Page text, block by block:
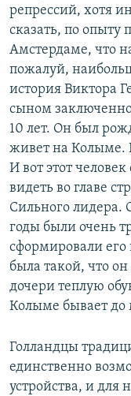
репрессий, хотя
сказать, по опыту
Амстердаме, что
пожалуй,
история Виктора
сыном
10 лет. Он был
живет на Колыме.
И вот этот
видеть во главе
Сильного лидера.
годы были очень
сформировали его
была такой, что
дочери теплую
Колыме бывает до
Голландцы
единственно
устройства, и для